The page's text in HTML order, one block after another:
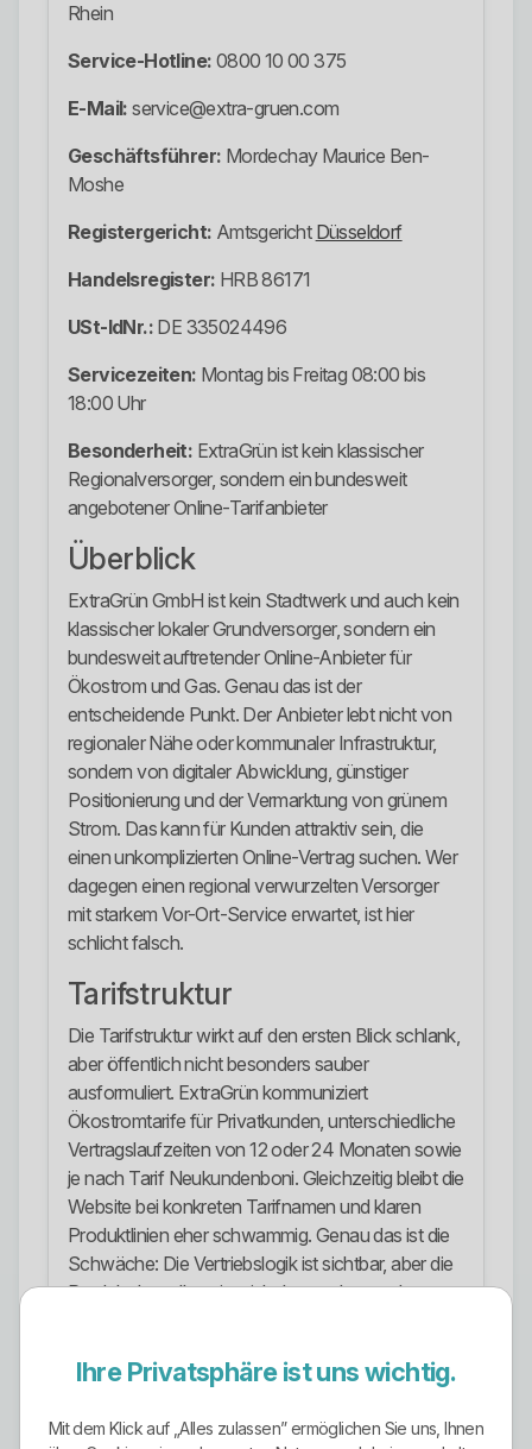
Rhein
Service-Hotline: 0800 10 00 375
E-Mail: service@extra-gruen.com
Geschäftsführer: Mordechay Maurice Ben-
Moshe
Registergericht: Amtsgericht Düsseldorf
Handelsregister: HRB 86171
USt-IdNr.: DE 335024496
Servicezeiten: Montag bis Freitag 08:00 bis
18:00 Uhr
Besonderheit: ExtraGrün ist kein klassischer
Regionalversorger, sondern ein bundesweit
angebotener Online-Tarifanbieter
Überblick
ExtraGrün GmbH ist kein Stadtwerk und auch kein
klassischer lokaler Grundversorger, sondern ein
bundesweit auftretender Online-Anbieter für
Ökostrom und Gas. Genau das ist der
entscheidende Punkt. Der Anbieter lebt nicht von
regionaler Nähe oder kommunaler Infrastruktur,
sondern von digitaler Abwicklung, günstiger
Positionierung und der Vermarktung von grünem
Strom. Das kann für Kunden attraktiv sein, die
einen unkomplizierten Online-Vertrag suchen. Wer
dagegen einen regional verwurzelten Versorger
mit starkem Vor-Ort-Service erwartet, ist hier
schlicht falsch.
Tarifstruktur
Die Tarifstruktur wirkt auf den ersten Blick schlank,
aber öffentlich nicht besonders sauber
ausformuliert. ExtraGrün kommuniziert
Ökostromtarife für Privatkunden, unterschiedliche
Vertragslaufzeiten von 12 oder 24 Monaten sowie
je nach Tarif Neukundenboni. Gleichzeitig bleibt die
Website bei konkreten Tarifnamen und klaren
Produktlinien eher schwammig. Genau das ist die
Schwäche: Die Vertriebslogik ist sichtbar, aber die
Produktdarstellung ist nicht besonders stark.
können und dass der Anbieter den gesamten
Ihre Privatsphäre ist uns wichtig.
Mit dem Klick auf „Alles zulassen” ermöglichen Sie uns, Ihnen